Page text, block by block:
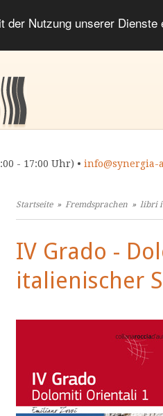
Nutzung unserer
- 17:00 Uhr) • info@synergia-
Startseite» Fremdsprachen » libri
IV Grado -
italienischer